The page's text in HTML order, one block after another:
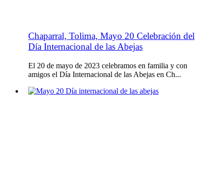
Chaparral, Tolima, Mayo 20 Celebración del
Día Internacional de las Abejas
El 20 de mayo de 2023 celebramos en familia y con
amigos el Día Internacional de las Abejas en Ch...